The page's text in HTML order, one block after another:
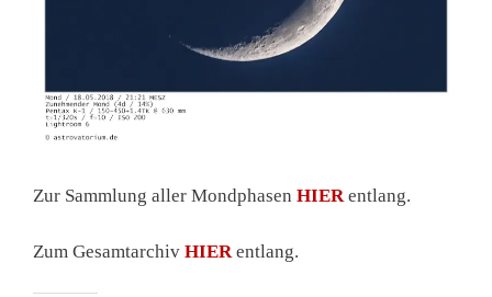
Zur Sammlung aller Mondphasen HIERentlang.
Zum Gesamtarchiv HIER entlang.